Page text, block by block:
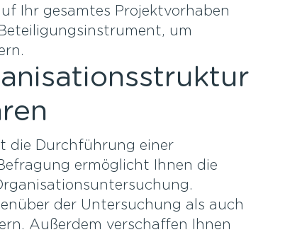
Ihr gesamtes Projektvorhaben
um
die Durchführung einer
ermöglicht Ihnen die
der Untersuchung als auch
Außerdem verschaffen Ihnen